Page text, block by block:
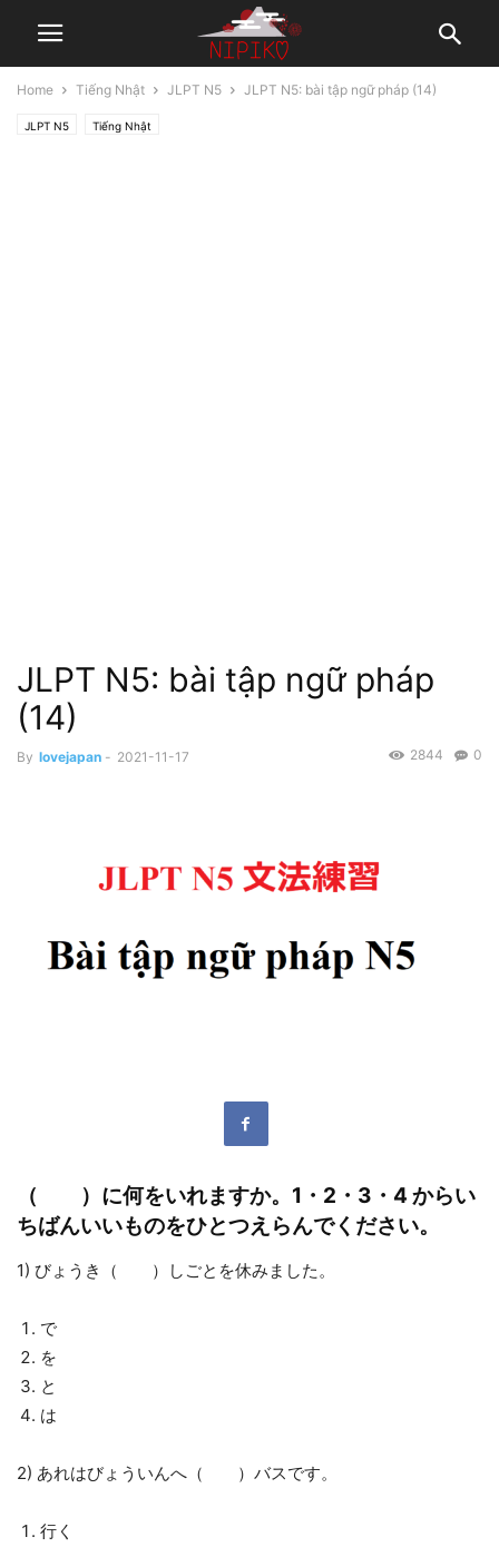
Home Tiếng Nhật JLPT N5 JLPT N5: bài tập ngữ pháp (14)
JLPT N5 Tiếng Nhật
JLPT N5: bài tập ngữ pháp
(14)
By lovejapan - 2021-11-17 0
2844
（ ）に何をいれますか。 1 ・ 2 ・ 3 ・ 4 からい
ちばんいいものをひとつえらんでください。
1) びょうき（ ）しごとを休みました。
で
を
と
は
2) あれはびょういんへ（ ）バスです。
行く